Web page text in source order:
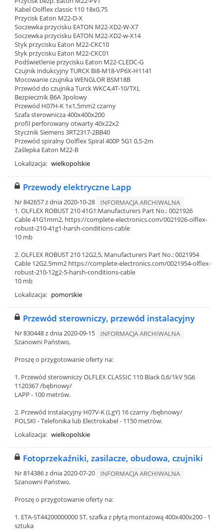
Kabel Oolflex classic 110 18x0,75
Przycisk Eaton M22-D-X
Soczewka przycisku EATON M22-XD2-W-X7
Soczewka przycisku EATON M22-XD2-w-X14
Styk przycisku Eaton M22-CKC10
Styk przycisku Eaton M22-CKC01
Podświetlenie przycisku Eaton M22-CLEDC-G
Czujnik indukcyjny TURCK Bi8-M18-VP6X-H1141
Mocowanie czujnika WENGLOR BSM18B
Przewód do czujnika Turck WKC4,4T-10/TXL
Bezpiecznik B6A 3polowy
Przewód H07H-K 1x1,5mm2 czarny
Szafa sterownicza 400x400x200
profil perforowany otwarty 40x22x2
Stycznik Siemens 3RT2317-2BB40
Przewód spiralny Oolflex Spiral 400P 5G1 0,5-2m
Zaślepka Eaton M22-B
Lokalizacja: wielkopolskie
Przewody elektryczne Lapp
Nr 842657 z dnia 2020-10-28
INFORMACJA ARCHIWALNA
1. OLFLEX ROBUST 210 41G1:Manufacturers Part No.: 0021926
Cable 41G1mm2, https://complete-electronics.com/0021926-olflex-
robust-210-41g1-harsh-conditions-cable
10 mb
2. OLFLEX ROBUST 210 12G2,5, Manufacturers Part No.: 0021954
Cable 12G2.5mm2 https://complete-electronics.com/0021954-olflex-
robust-210-12g2-5-harsh-conditions-cable
10 mb
Lokalizacja: pomorskie
Przewód sterowniczy, przewód instalacyjny
Nr 830448 z dnia 2020-09-15
INFORMACJA ARCHIWALNA
Szanowni Państwo,
Proszę o przygotowanie oferty na:
1. Przewód sterowniczy OLFLEX CLASSIC 110 Black 0,6/1kV 5G6
1120367 /bębnowy/
LAPP - 100 metrów.
2. Przewód instalacyjny H07V-K (LgY) 16 czarny /bębnowy/
POLSKI - Telefonika lub Electrokabel - 1150 metrów.
Lokalizacja: wielkopolskie
Fotoprzekaźniki, zasilacze, obudowa, czujniki
Nr 814386 z dnia 2020-07-20
INFORMACJA ARCHIWALNA
Szanowni Państwo,
Proszę o przygotowanie oferty na:
1. ETA-ST44200000000 ST, szafka z płytą montażową 400x400x200 - 1
sztuka